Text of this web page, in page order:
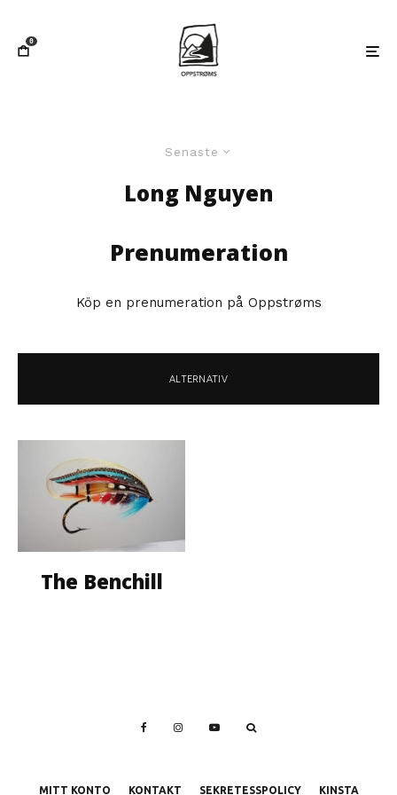
0
Senaste
Long Nguyen
Prenumeration
Köp en prenumeration på Oppstrøms
ALTERNATIV
The Benchill
MITT KONTO KONTAKT SEKRETESSPOLICY KINSTA